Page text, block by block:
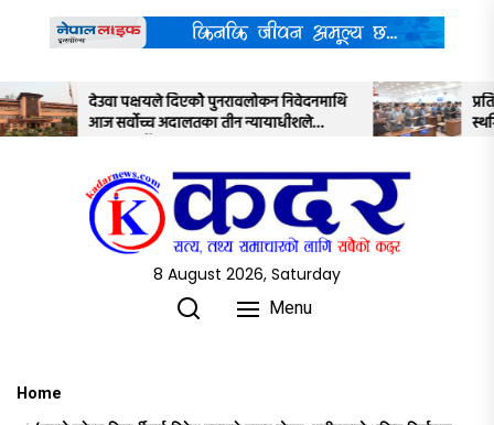
content
निवेदनमाथि
तीन न्यायाधीशले
प्रतिनिधिसभाको बैठक साउन २२
स्थगित
8 August 2026, Saturday
Menu
Home